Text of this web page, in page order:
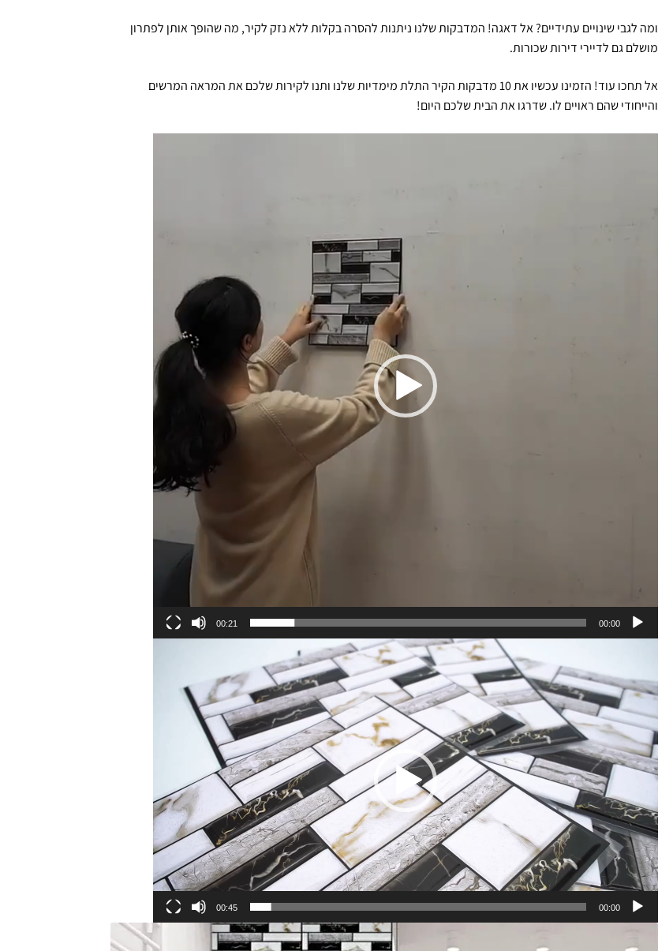
ומה לגבי שינויים עתידיים? אל דאגה! המדבקות שלנו ניתנות להסרה בקלות ללא נזק לקיר, מה שהופך אותן לפתרון
מושלם גם לדיירי דירות שכורות.
אל תחכו עוד! הזמינו עכשיו את 10 מדבקות הקיר התלת מימדיות שלנו ותנו לקירות שלכם את המראה המרשים
והייחודי שהם ראויים לו. שדרגו את הבית שלכם היום!
00:00
00:21
00:00
00:45